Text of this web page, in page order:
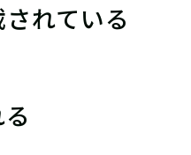
れている